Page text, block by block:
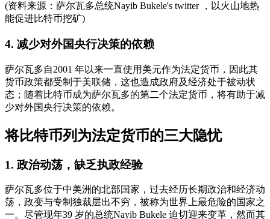
(资料来源：萨尔瓦多总统Nayib Bukele's twitter ，以火山地热
能促进比特币挖矿)
4. 减少对外国央行决策的依赖
萨尔瓦多自2001 年以来一直使用美元作为法定货币，因此其
货币政策都受制于美联储，这也造成政府及经济处于被动状
态；随着比特币成为萨尔瓦多的第二个法定货币，将有助于减
少对外国央行决策的依赖。
将比特币列为法定货币的三大隐忧
1. 政治动荡，缺乏执政经验
萨尔瓦多位于中美洲的北部国家，过去经历长期政治和经济动
荡，政变与专制独裁层出不穷，被称为世界上最危险的国家之
一。尽管现年39 岁的总统Nayib Bukele 迫切迎来变革，然而其